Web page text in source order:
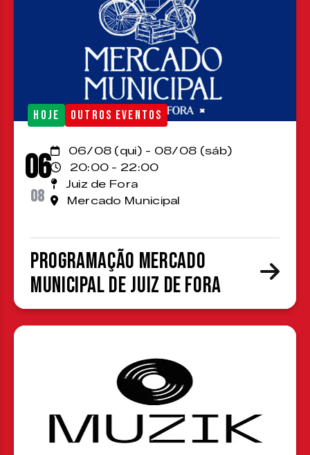
HOJE OUTROS EVENTOS
06
08
06/08 (qui) - 08/08 (sáb)
20:00 - 22:00
Juiz de Fora
Mercado Municipal
Programação Mercado
Municipal de Juiz de Fora